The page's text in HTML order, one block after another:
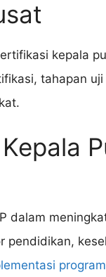
kepala
tahapan
dalam
program